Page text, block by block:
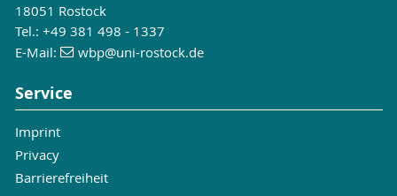
18051 Rostock
Tel.: +49 381 498 - 1337
E-Mail:
wbp@uni-rostock.de
Service
Imprint
Privacy
Barrierefreiheit